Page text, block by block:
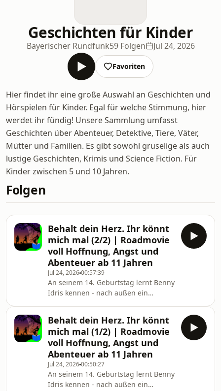
Geschichten für Kinder
Bayerischer Rundfunk59 Folgen Jul 24, 2026
Favoriten
Hier findet ihr eine große Auswahl an Geschichten und
Hörspielen für Kinder. Egal für welche Stimmung, hier
werdet ihr fündig! Unsere Sammlung umfasst
Geschichten über Abenteuer, Detektive, Tiere, Väter,
Mütter und Familien. Es gibt sowohl gruselige als auch
lustige Geschichten, Krimis und Science Fiction. Für
Kinder zwischen 5 und 10 Jahren.
Folgen
Behalt dein Herz. Ihr könnt
mich mal (2/2) | Roadmovie
voll Hoffnung, Angst und
Abenteuer ab 11 Jahren
Jul 24, 202600:57:39
An seinem 14. Geburtstag lernt Benny
Idris kennen - nach außen ein
passieren konnte. Gemeinsam mit
seiner Schwester Izmira wird Idris in
wenigen Wochen Sommerferien zu
mehr Familie, als Benny sie je erlebt
hat. Denn in Bennys Zuhause
herrschen Chaos und Drama: Seine
Mutter ist kaum für ihn da, hat
Behalt dein Herz. Ihr könnt
mich mal (1/2) | Roadmovie
voll Hoffnung, Angst und
Abenteuer ab 11 Jahren
Jul 24, 202600:50:27
An seinem 14. Geburtstag lernt Benny
Idris kennen - nach außen ein